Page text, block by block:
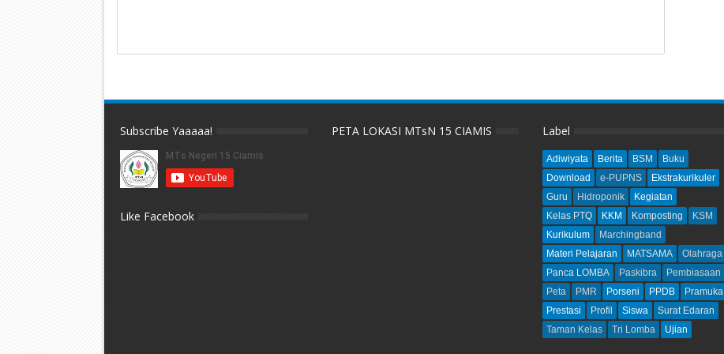
Subscribe Yaaaaa!
Like Facebook
PETA LOKASI MTsN 15 CIAMIS Label
Adiwiyata Berita BSM
Buku
Download
e-PUPNS
Ekstrakurikuler
Guru
Hidroponik
Kegiatan
Kelas PTQ
KKM Komposting
KSM
Kurikulum
Marchingband
Materi Pelajaran
MATSAMA
Olahraga
Panca LOMBA
Paskibra
Pembiasaan
Peta
PMR Porseni PPDB
Pramuka
Prestasi
Profil Siswa
Surat Edaran
Taman Kelas
Tri Lomba Ujian